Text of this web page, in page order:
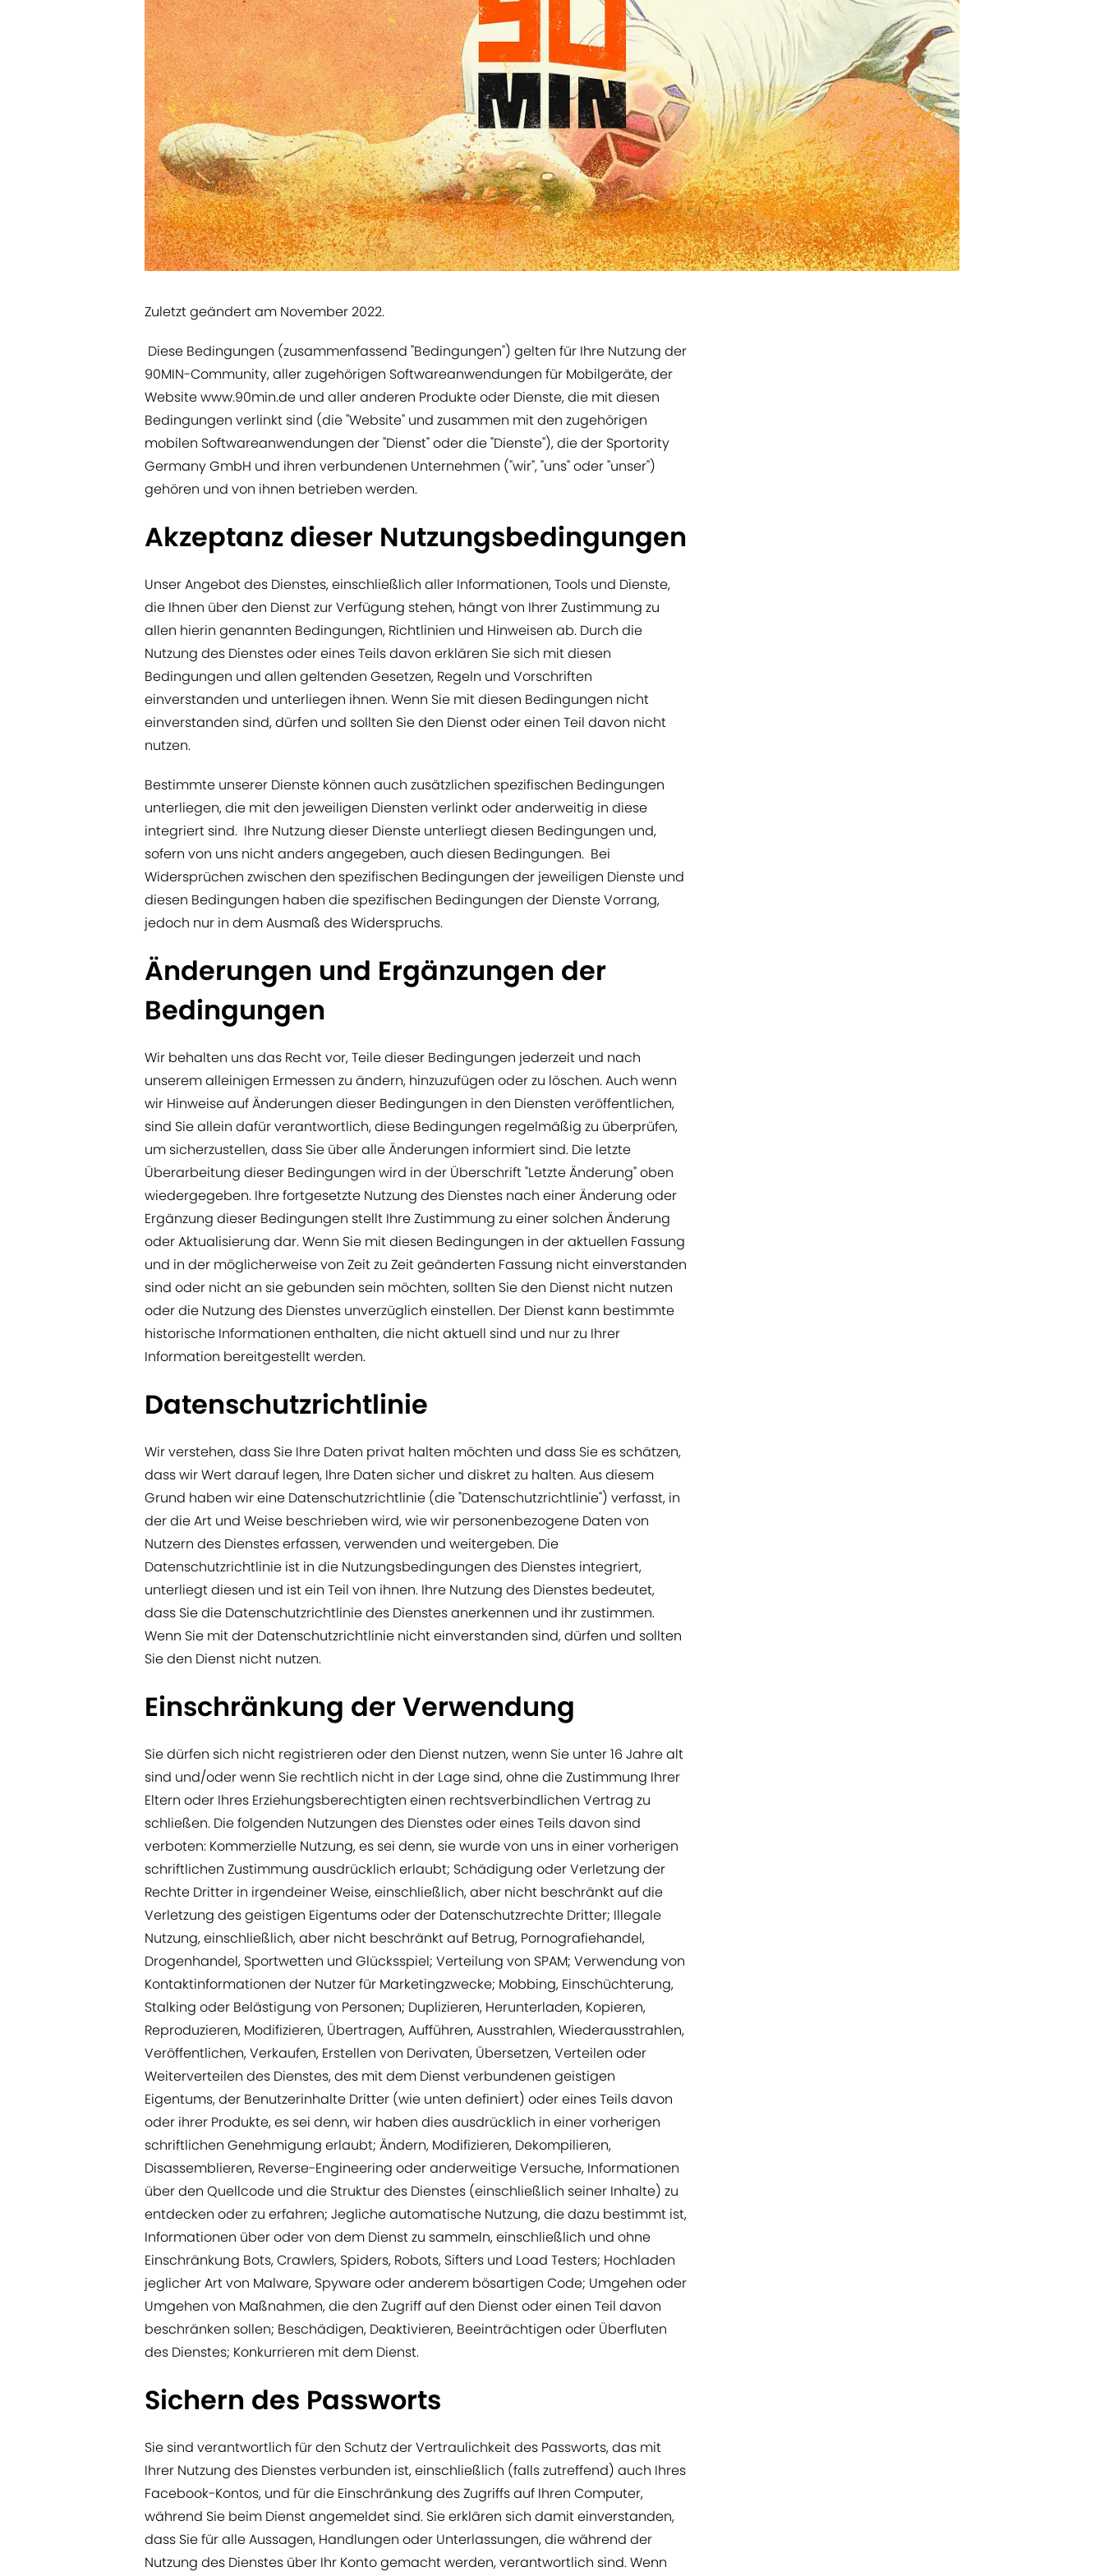
Zuletzt geändert am November 2022.
Diese Bedingungen (zusammenfassend "Bedingungen") gelten für Ihre Nutzung der
90MIN-Community, aller zugehörigen Softwareanwendungen für Mobilgeräte, der
Website www.90min.de und aller anderen Produkte oder Dienste, die mit diesen
Bedingungen verlinkt sind (die "Website" und zusammen mit den zugehörigen
mobilen Softwareanwendungen der "Dienst" oder die "Dienste"), die der Sportority
Germany GmbH und ihren verbundenen Unternehmen ("wir", "uns" oder "unser")
gehören und von ihnen betrieben werden.
Akzeptanz dieser Nutzungsbedingungen
Unser Angebot des Dienstes, einschließlich aller Informationen, Tools und Dienste,
die Ihnen über den Dienst zur Verfügung stehen, hängt von Ihrer Zustimmung zu
allen hierin genannten Bedingungen, Richtlinien und Hinweisen ab. Durch die
Nutzung des Dienstes oder eines Teils davon erklären Sie sich mit diesen
Bedingungen und allen geltenden Gesetzen, Regeln und Vorschriften
einverstanden und unterliegen ihnen. Wenn Sie mit diesen Bedingungen nicht
einverstanden sind, dürfen und sollten Sie den Dienst oder einen Teil davon nicht
nutzen.
Bestimmte unserer Dienste können auch zusätzlichen spezifischen Bedingungen
unterliegen, die mit den jeweiligen Diensten verlinkt oder anderweitig in diese
integriert sind. Ihre Nutzung dieser Dienste unterliegt diesen Bedingungen und,
sofern von uns nicht anders angegeben, auch diesen Bedingungen. Bei
Widersprüchen zwischen den spezifischen Bedingungen der jeweiligen Dienste und
diesen Bedingungen haben die spezifischen Bedingungen der Dienste Vorrang,
jedoch nur in dem Ausmaß des Widerspruchs.
Änderungen und Ergänzungen der
Bedingungen
Wir behalten uns das Recht vor, Teile dieser Bedingungen jederzeit und nach
unserem alleinigen Ermessen zu ändern, hinzuzufügen oder zu löschen. Auch wenn
wir Hinweise auf Änderungen dieser Bedingungen in den Diensten veröffentlichen,
sind Sie allein dafür verantwortlich, diese Bedingungen regelmäßig zu überprüfen,
um sicherzustellen, dass Sie über alle Änderungen informiert sind. Die letzte
Überarbeitung dieser Bedingungen wird in der Überschrift "Letzte Änderung" oben
wiedergegeben. Ihre fortgesetzte Nutzung des Dienstes nach einer Änderung oder
Ergänzung dieser Bedingungen stellt Ihre Zustimmung zu einer solchen Änderung
oder Aktualisierung dar. Wenn Sie mit diesen Bedingungen in der aktuellen Fassung
und in der möglicherweise von Zeit zu Zeit geänderten Fassung nicht einverstanden
sind oder nicht an sie gebunden sein möchten, sollten Sie den Dienst nicht nutzen
oder die Nutzung des Dienstes unverzüglich einstellen. Der Dienst kann bestimmte
historische Informationen enthalten, die nicht aktuell sind und nur zu Ihrer
Information bereitgestellt werden.
Datenschutzrichtlinie
Wir verstehen, dass Sie Ihre Daten privat halten möchten und dass Sie es schätzen,
dass wir Wert darauf legen, Ihre Daten sicher und diskret zu halten. Aus diesem
Grund haben wir eine Datenschutzrichtlinie (die "Datenschutzrichtlinie") verfasst, in
der die Art und Weise beschrieben wird, wie wir personenbezogene Daten von
Nutzern des Dienstes erfassen, verwenden und weitergeben. Die
Datenschutzrichtlinie ist in die Nutzungsbedingungen des Dienstes integriert,
unterliegt diesen und ist ein Teil von ihnen. Ihre Nutzung des Dienstes bedeutet,
dass Sie die Datenschutzrichtlinie des Dienstes anerkennen und ihr zustimmen.
Wenn Sie mit der Datenschutzrichtlinie nicht einverstanden sind, dürfen und sollten
Sie den Dienst nicht nutzen.
Einschränkung der Verwendung
Sie dürfen sich nicht registrieren oder den Dienst nutzen, wenn Sie unter 16 Jahre alt
sind und/oder wenn Sie rechtlich nicht in der Lage sind, ohne die Zustimmung Ihrer
Eltern oder Ihres Erziehungsberechtigten einen rechtsverbindlichen Vertrag zu
schließen. Die folgenden Nutzungen des Dienstes oder eines Teils davon sind
verboten: Kommerzielle Nutzung, es sei denn, sie wurde von uns in einer vorherigen
schriftlichen Zustimmung ausdrücklich erlaubt; Schädigung oder Verletzung der
Rechte Dritter in irgendeiner Weise, einschließlich, aber nicht beschränkt auf die
Verletzung des geistigen Eigentums oder der Datenschutzrechte Dritter; Illegale
Nutzung, einschließlich, aber nicht beschränkt auf Betrug, Pornografiehandel,
Drogenhandel, Sportwetten und Glücksspiel; Verteilung von SPAM; Verwendung von
Kontaktinformationen der Nutzer für Marketingzwecke; Mobbing, Einschüchterung,
Stalking oder Belästigung von Personen; Duplizieren, Herunterladen, Kopieren,
Reproduzieren, Modifizieren, Übertragen, Aufführen, Ausstrahlen, Wiederausstrahlen,
Veröffentlichen, Verkaufen, Erstellen von Derivaten, Übersetzen, Verteilen oder
Weiterverteilen des Dienstes, des mit dem Dienst verbundenen geistigen
Eigentums, der Benutzerinhalte Dritter (wie unten definiert) oder eines Teils davon
oder ihrer Produkte, es sei denn, wir haben dies ausdrücklich in einer vorherigen
schriftlichen Genehmigung erlaubt; Ändern, Modifizieren, Dekompilieren,
Disassemblieren, Reverse-Engineering oder anderweitige Versuche, Informationen
über den Quellcode und die Struktur des Dienstes (einschließlich seiner Inhalte) zu
entdecken oder zu erfahren; Jegliche automatische Nutzung, die dazu bestimmt ist,
Informationen über oder von dem Dienst zu sammeln, einschließlich und ohne
Einschränkung Bots, Crawlers, Spiders, Robots, Sifters und Load Testers; Hochladen
jeglicher Art von Malware, Spyware oder anderem bösartigen Code; Umgehen oder
Umgehen von Maßnahmen, die den Zugriff auf den Dienst oder einen Teil davon
beschränken sollen; Beschädigen, Deaktivieren, Beeinträchtigen oder Überfluten
des Dienstes; Konkurrieren mit dem Dienst.
Sichern des Passworts
Sie sind verantwortlich für den Schutz der Vertraulichkeit des Passworts, das mit
Ihrer Nutzung des Dienstes verbunden ist, einschließlich (falls zutreffend) auch Ihres
Facebook-Kontos, und für die Einschränkung des Zugriffs auf Ihren Computer,
während Sie beim Dienst angemeldet sind. Sie erklären sich damit einverstanden,
dass Sie für alle Aussagen, Handlungen oder Unterlassungen, die während der
Nutzung des Dienstes über Ihr Konto gemacht werden, verantwortlich sind. Wenn